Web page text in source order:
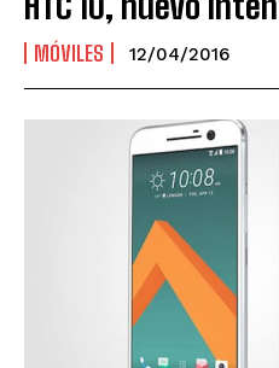
MÓVILES 12/04/2016